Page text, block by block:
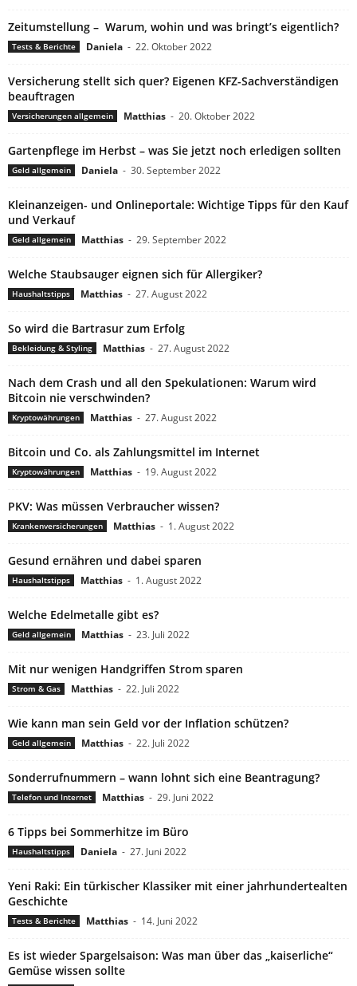
Zeitumstellung – Warum, wohin und was bringt’s eigentlich?
Tests & Berichte Daniela - 22. Oktober 2022
Versicherung stellt sich quer? Eigenen KFZ-Sachverständigen
beauftragen
Versicherungen allgemein Matthias - 20. Oktober 2022
Gartenpflege im Herbst – was Sie jetzt noch erledigen sollten
Geld allgemein Daniela - 30. September 2022
Kleinanzeigen- und Onlineportale: Wichtige Tipps für den Kauf
und Verkauf
Geld allgemein Matthias - 29. September 2022
Welche Staubsauger eignen sich für Allergiker?
Haushaltstipps Matthias - 27. August 2022
So wird die Bartrasur zum Erfolg
Bekleidung & Styling Matthias - 27. August 2022
Nach dem Crash und all den Spekulationen: Warum wird
Bitcoin nie verschwinden?
Kryptowährungen Matthias - 27. August 2022
Bitcoin und Co. als Zahlungsmittel im Internet
Kryptowährungen Matthias - 19. August 2022
PKV: Was müssen Verbraucher wissen?
Krankenversicherungen Matthias - 1. August 2022
Gesund ernähren und dabei sparen
Haushaltstipps Matthias - 1. August 2022
Welche Edelmetalle gibt es?
Geld allgemein Matthias - 23. Juli 2022
Mit nur wenigen Handgriffen Strom sparen
Strom & Gas Matthias - 22. Juli 2022
Wie kann man sein Geld vor der Inflation schützen?
Geld allgemein Matthias - 22. Juli 2022
Sonderrufnummern – wann lohnt sich eine Beantragung?
Telefon und Internet Matthias - 29. Juni 2022
6 Tipps bei Sommerhitze im Büro
Haushaltstipps Daniela - 27. Juni 2022
Yeni Raki: Ein türkischer Klassiker mit einer jahrhundertealten
Geschichte
Tests & Berichte Matthias - 14. Juni 2022
Es ist wieder Spargelsaison: Was man über das „kaiserliche“
Gemüse wissen sollte